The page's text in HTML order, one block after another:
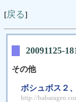
[戻る]
20091125-
その他
ボシュボス２
http://